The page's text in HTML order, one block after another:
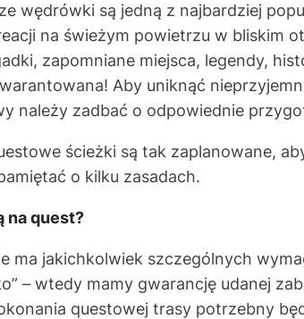
wędrówki są jedną z najbardziej
na świeżym powietrzu w bliskim
zapomniane miejsca, legendy,
Aby uniknąć
należy zadbać o odpowiednie
ścieżki są tak zaplanowane,
o kilku zasadach.
na quest?
ma jakichkolwiek szczególnych
– wtedy mamy gwarancję udanej
questowej trasy potrzebny